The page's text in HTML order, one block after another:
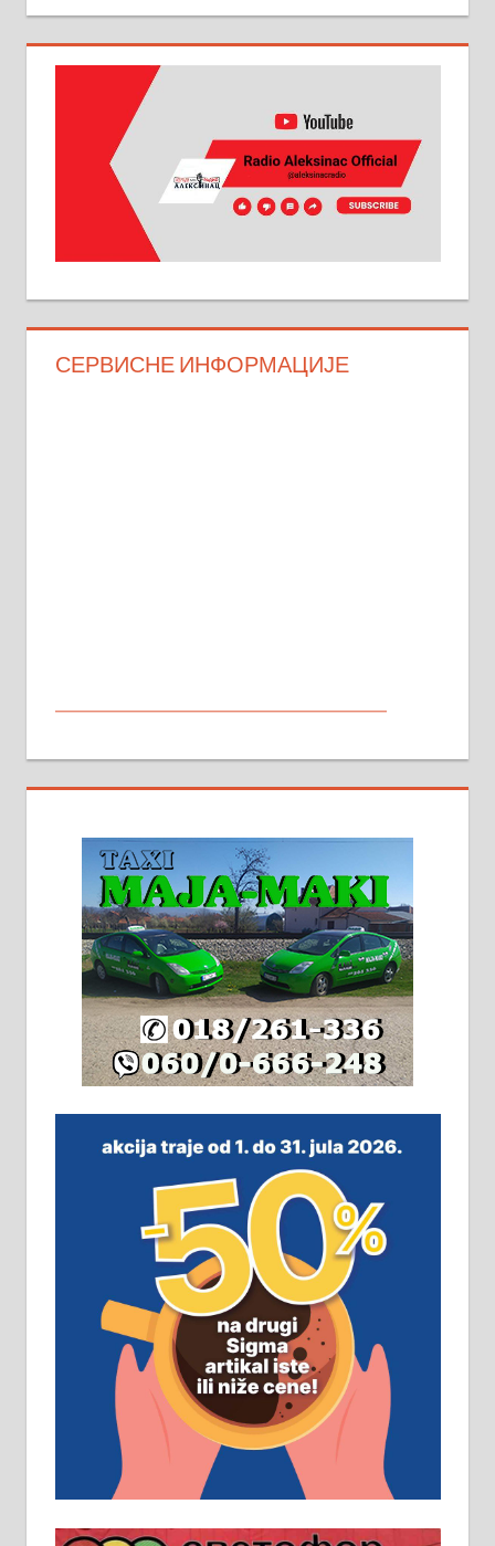
СЕРВИСНЕ ИНФОРМАЦИЈЕ
стамбене целине једна уз другу.
2х150м2, две гараже, централно
грејање на гас и дрва. Две
адресе. 063/71-74-023
Издајем комплетно опремљену
халу на Житковачком путу, на
плацу површине око 7 ари.
064/321-80-51; 063/102-35-25
м2 са плацем од 8 ари у Зеленом
виру у Алексинцу. Могућа
замена. 064/21-63-584
ПОСЛОВНИ ОГЛАСИ
Рудник и флотација Рудник
д.о.о. Рудник запошљава 20
помоћника рудара. Услови:
Основна школа, пожељно радно
искуство на истим и сличним
пословима, али не и неопходан
услов. Обезбеђен смештај,
превоз, исхрана. 032/57-41-122 –
локал 22